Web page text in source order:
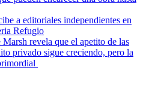
a editoriales independientes en
Refugio
Marsh revela que el apetito de las
privado sigue creciendo, pero la